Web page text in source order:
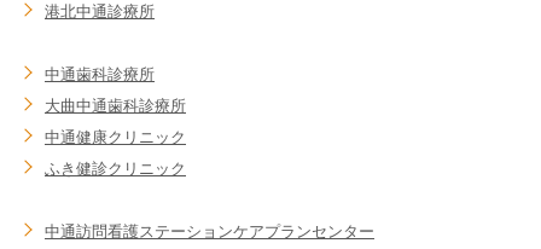
港北中通診療所
中通歯科診療所
大曲中通歯科診療所
中通健康クリニック
ふき健診クリニック
中通訪問看護ステーションケアプランセンター